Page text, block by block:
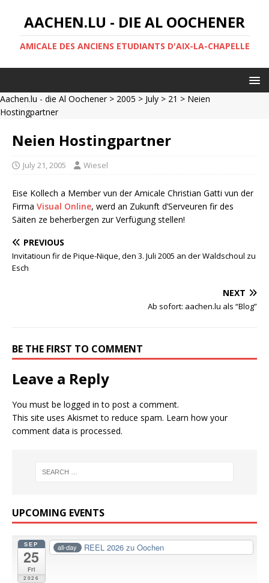
AACHEN.LU - DIE AL OOCHENER
AMICALE DES ANCIENS ETUDIANTS D'AIX-LA-CHAPELLE
Aachen.lu - die Al Oochener> 2005 > July > 21 > Neien
Hostingpartner
Neien Hostingpartner
July 21, 2005 Wiesel
Eise Kollech a Member vun der Amicale Christian Gatti vun der
Firma Visual Online, werd an Zukunft d’Serveuren fir des
Säiten ze beherbergen zur Verfügung stellen!
PREVIOUS
Invitatioun fir de Pique-Nique, den 3. Juli 2005 an der Waldschoul zu
Esch
NEXT
Ab sofort: aachen.lu als “Blog”
BE THE FIRST TO COMMENT
Leave a Reply
You must be logged in to post a comment.
This site uses Akismet to reduce spam. Learn how your
comment data is processed.
UPCOMING EVENTS
SEP
25
Fri
2026
all-day REEL 2026 zu Oochen